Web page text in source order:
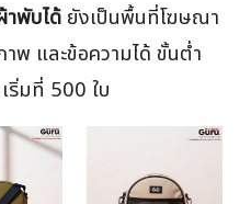
าพับได้ ยังเป็นพื้นที่โฆษณา
พ และข้อความได้ ขั้นต่ำ
ริ่มที่ 500 ใบ